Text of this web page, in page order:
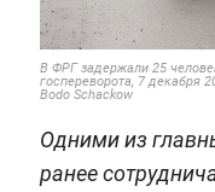
В ФРГ задержали 25
госпереворота, 7 декабря
Bodo Schackow
Одними из
ранее